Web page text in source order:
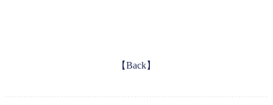
【Back】